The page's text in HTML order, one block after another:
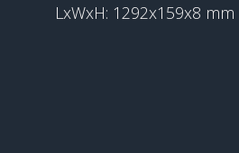
LxWxH: 1292x159x8 mm